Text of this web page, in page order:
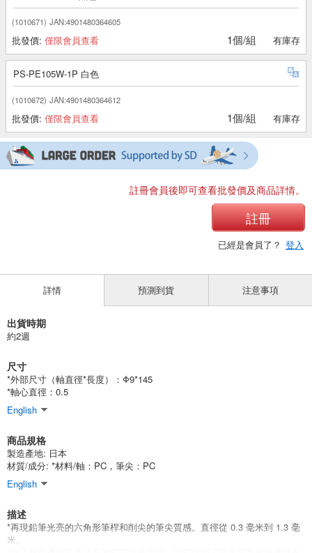
(1010671) JAN:4901480364605
批發價: 僅限會員查看 1個/組 有庫存
PS-PE105W-1P 白色
(1010672) JAN:4901480364612
批發價: 僅限會員查看 1個/組 有庫存
註冊會員後即可查看批發價及商品詳情。
註冊
已經是會員了？ 登入
詳情
出貨時期
約2週
尺寸
*外部尺寸（軸直徑*長度）：Φ9*145
*軸心直徑：0.5
English
商品規格
製造產地: 日本
材質/成分: *材料/軸：PC，筆尖：PC
English
描述
*再現鉛筆光亮的六角形筆桿和削尖的筆尖質感。直徑從 0.3 毫米到 1.3 毫
米。
預測到貨 注意事項